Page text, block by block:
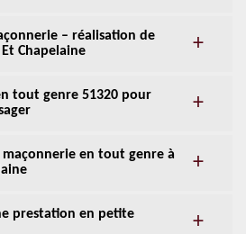
– réalisation de
Chapelaine
tout genre 51320 pour
en tout genre à
prestation en petite